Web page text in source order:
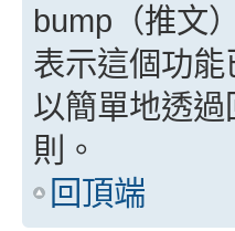
bump（推文
表示這個功
以簡單地透
則。
回頂端